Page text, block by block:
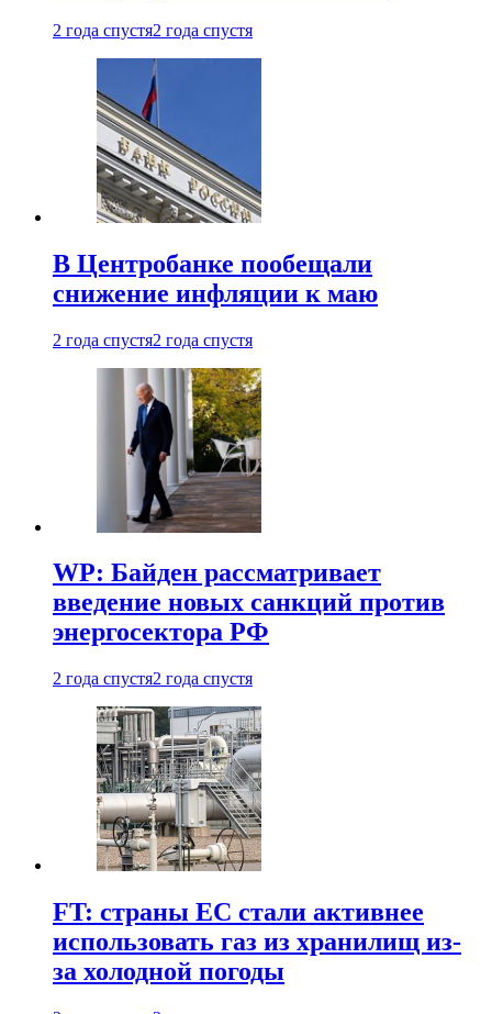
2 года спустя2 года спустя
В Центробанке пообещали
снижение инфляции к маю
2 года спустя2 года спустя
WP: Байден рассматривает
введение новых санкций против
энергосектора РФ
2 года спустя2 года спустя
FT: страны ЕС стали активнее
использовать газ из хранилищ из-
за холодной погоды